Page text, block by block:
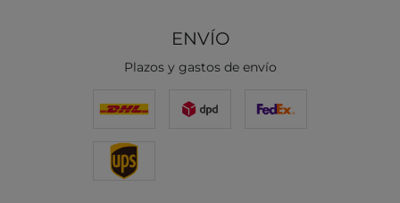
ENVÍO
Plazos y gastos de envío